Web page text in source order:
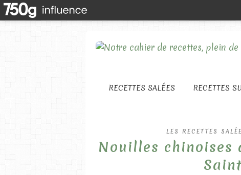
RECETTES SALÉES RECETTES
LES RECETTES
Nouilles chinoises